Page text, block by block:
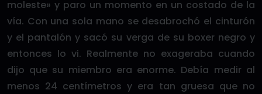
moleste» y paro un momento en un costado de la
vía. Con una sola mano se desabrochó el cinturón
y el pantalón y sacó su verga de su boxer negro y
entonces lo vi. Realmente no exageraba cuando
dijo que su miembro era enorme. Debía medir al
menos 24 centímetros y era tan gruesa que no